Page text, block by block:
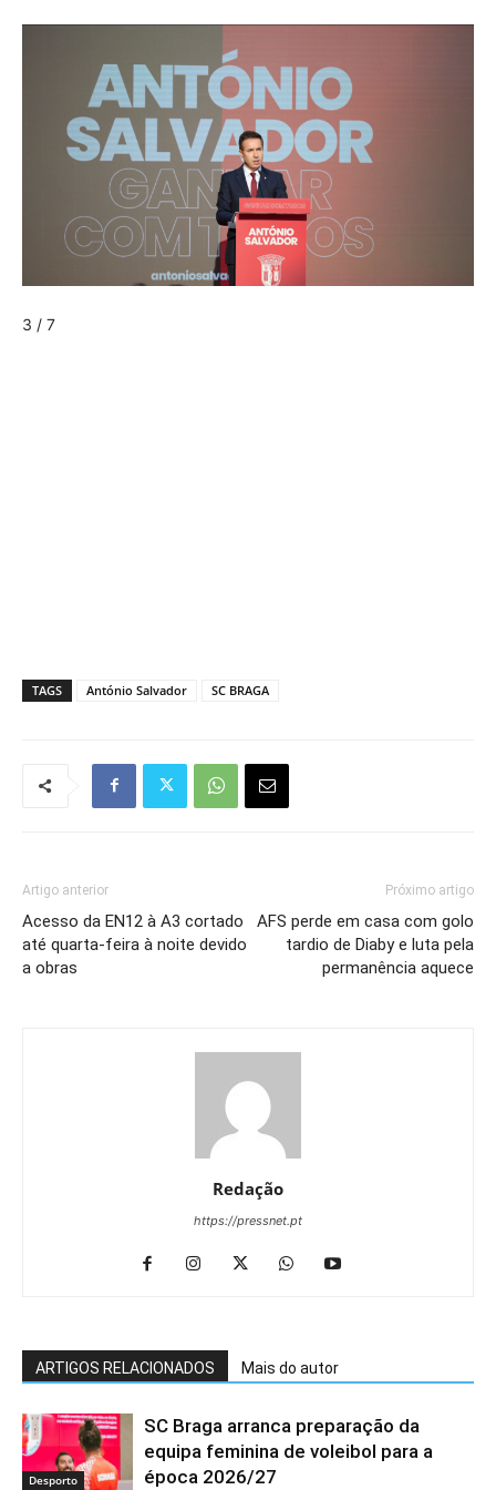
3 / 7
TAGS António Salvador SC BRAGA
Artigo anterior
Acesso da EN12 à A3 cortado
até quarta-feira à noite devido
a obras
Próximo artigo
AFS perde em casa com golo
tardio de Diaby e luta pela
permanência aquece
Redação
https://pressnet.pt
ARTIGOS RELACIONADOS Mais do autor
Desporto
SC Braga arranca preparação da
equipa feminina de voleibol para a
época 2026/27